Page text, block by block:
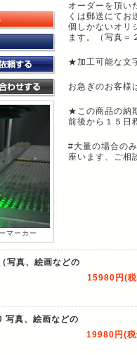
マーカー
オーダーを頂い
くは郵送にてお
個しかないオリ
ます。（写真＝
★加工可能な文
お急ぎのお客様
★この商品の納
前後から１５日
#大量の場合の
座います、ご相
写真、絵画などの
15980円(
真、絵画などの
19980円(